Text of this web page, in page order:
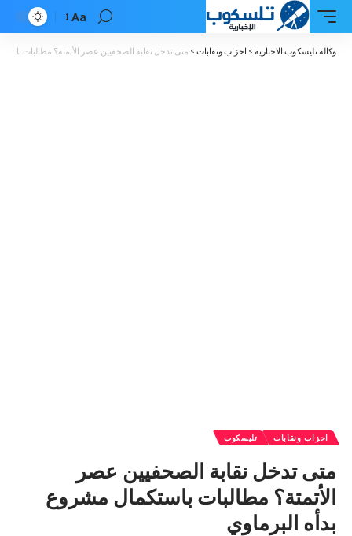
Font
Resizer
Aa
وكالة تليسكوب الاخبارية > احزاب ونقابات > متى تدخل نقابة الصحفيين عصر الأتمتة؟ مطالبات
احزاب ونقابات تليسكوب
متى تدخل نقابة الصحفيين عصر
الأتمتة؟ مطالبات باستكمال مشروع
بدأه البرماوي